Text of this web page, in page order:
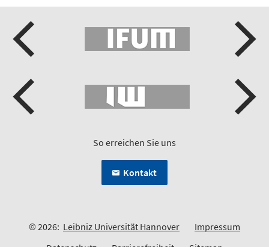
So erreichen Sie uns
Kontakt
© 2026: Leibniz Universität Hannover
Impressum